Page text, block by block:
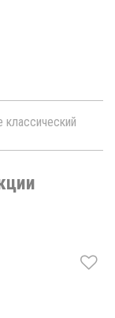
классический